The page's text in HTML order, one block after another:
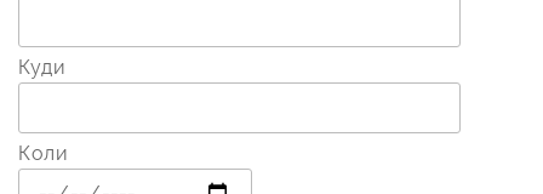
Куди
Коли